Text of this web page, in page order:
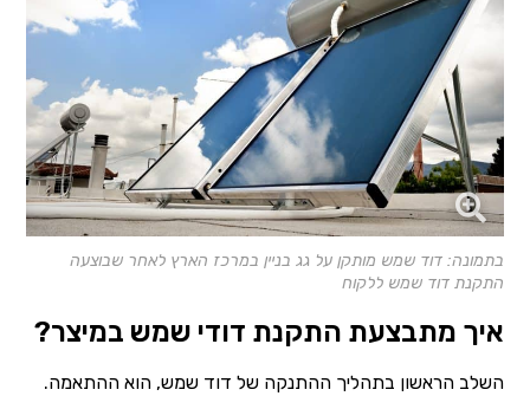
בתמונה: דוד שמש מותקן על גג בניין במרכז הארץ לאחר שבוצעה
התקנת דוד שמש ללקוח
איך מתבצעת התקנת דודי שמש במיצר?
השלב הראשון בתהליך ההתנקה של דוד שמש, הוא ההתאמה.